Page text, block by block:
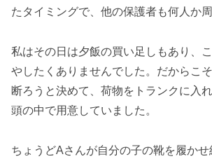
たタイミングで、他の保護者も何人か
私はその日は夕飯の買い足しもあり、
やしたくありませんでした。だからこ
断ろうと決めて、荷物をトランクに入
頭の中で用意していました。
ちょうどAさんが自分の子の靴を履か